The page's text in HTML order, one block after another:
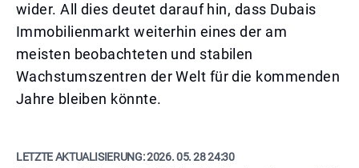
wider. All dies deutet darauf hin, dass Dubais
Immobilienmarkt weiterhin eines der am
meisten beobachteten und stabilen
Wachstumszentren der Welt für die kommenden
Jahre bleiben könnte.
LETZTE AKTUALISIERUNG:2026. 05. 28 24:30